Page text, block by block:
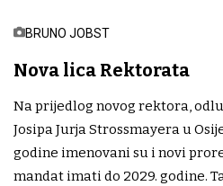
BRUNO JOBST
Nova lica Rektorata
Na prijedlog novog rektora,
Josipa Jurja Strossmayera u
godine imenovani su i novi
mandat imati do 2029. godine.